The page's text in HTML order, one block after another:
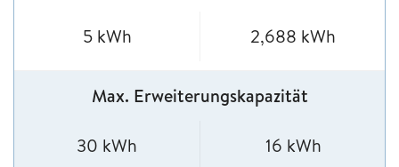
5 kWh 2,688 kWh
Max. Erweiterungskapazität
30 kWh 16 kWh